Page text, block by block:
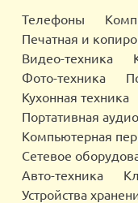
Телефоны
Печатная и
Видео-техника
Фото-техника
Кухонная техника
Портативная
Компьютерная
Сетевое
Авто-техника
Устройства